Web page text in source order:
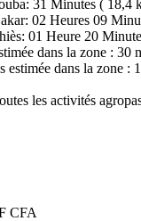
31 Minutes ( 18,4
02 Heures 09
01 Heure 20
dans la zone : 30
estimée dans la zone :
les activités
CFA